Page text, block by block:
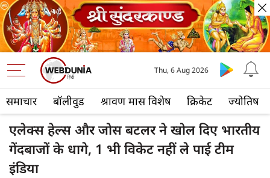
समाचार बॉलीवुड श्रावण मास विशेष क्रिकेट ज्योतिष
Thu, 6 Aug 2026
एलेक्स हेल्स और जोस बटलर ने खोल दिए भारतीय
गेंदबाजों के धागे, 1 भी विकेट नहीं ले पाई टीम
इंडिया